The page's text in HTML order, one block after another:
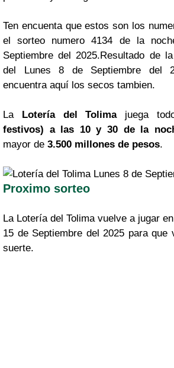
Ten encuenta que estos son los
el sorteo numero 4134 de la
Septiembre del 2025.Resultado de
del Lunes 8 de Septiembre del
encuentra aquí los secos tambien.
La Lotería del Tolimajuega
festivos) a las 10 y 30 de la
mayor de 3.500 millones de pesos.
Proximo sorteo
La Lotería del Tolima vuelve a jugar
15 de Septiembre del 2025 para que
suerte.